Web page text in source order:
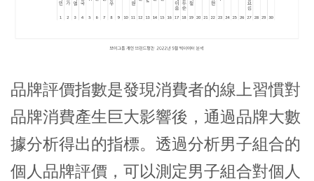
品牌評價指數是發現消費者的線上習慣對
品牌消費產生巨大影響後，通過品牌大數
據分析得出的指標。透過分析男子組合的
個人品牌評價，可以測定男子組合對個人